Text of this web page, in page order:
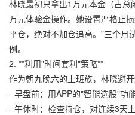
林晓最初只拿出1万元本金（占
万元体验金操作。她设置严格止
平仓，绝对不加仓追高。"三个月
例。
2. **利用"时间套利"策略**
作为朝九晚六的上班族，林晓避
- 早盘前：用APP的"智能选股"功
- 午休时：检查持仓，对连续3天